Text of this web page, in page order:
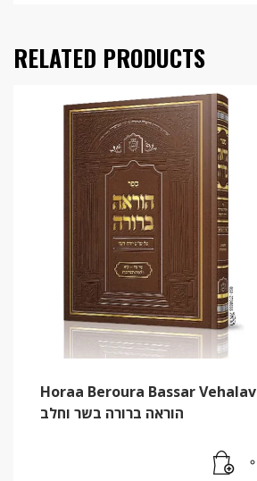
RELATED PRODUCTS
Horaa Beroura Bassar Vehalav
הוראה ברורה בשר וחלב